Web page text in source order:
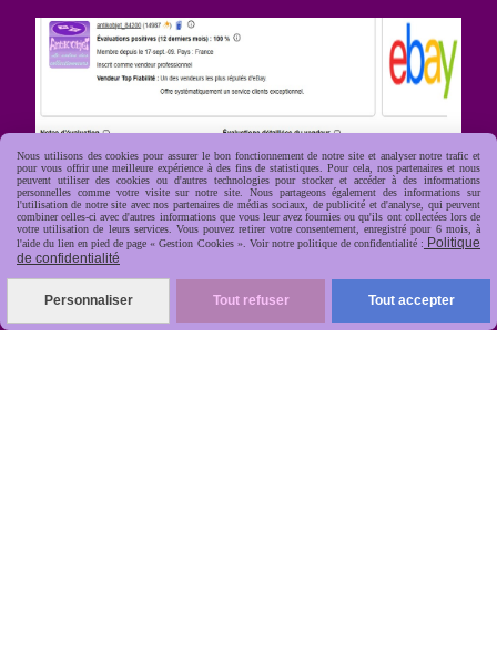
apide, soignée, sécurisée
Nous utilisons des cookies pour assurer le bon fonctionnement de notre site et analyser notre trafic et
pour vous offrir une meilleure expérience à des fins de statistiques. Pour cela, nos partenaires et nous
peuvent utiliser des cookies ou d'autres technologies pour stocker et accéder à des informations
personnelles comme votre visite sur notre site. Nous partageons également des informations sur
l'utilisation de notre site avec nos partenaires de médias sociaux, de publicité et d'analyse, qui peuvent
combiner celles-ci avec d'autres informations que vous leur avez fournies ou qu'ils ont collectées lors de
votre utilisation de leurs services. Vous pouvez retirer votre consentement, enregistré pour 6 mois, à
l'aide du lien en pied de page « Gestion Cookies ». Voir notre politique de confidentialité : Politique
de confidentialité
Personnaliser Tout refuser Tout accepter